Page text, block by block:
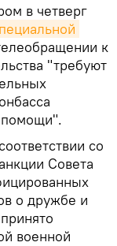
в четверг
к
"требуют
помощи".
со
Совета
о дружбе и
военной